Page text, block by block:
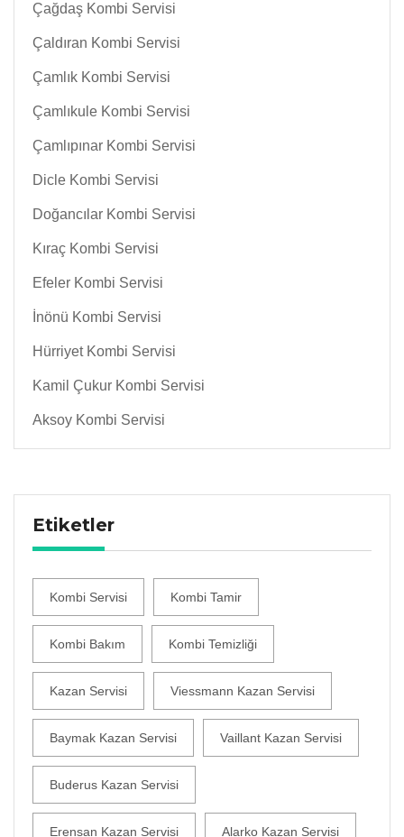
Çağdaş Kombi Servisi
Çaldıran Kombi Servisi
Çamlık Kombi Servisi
Çamlıkule Kombi Servisi
Çamlıpınar Kombi Servisi
Dicle Kombi Servisi
Doğancılar Kombi Servisi
Kıraç Kombi Servisi
Efeler Kombi Servisi
İnönü Kombi Servisi
Hürriyet Kombi Servisi
Kamil Çukur Kombi Servisi
Aksoy Kombi Servisi
Etiketler
Kombi Servisi Kombi Tamir
Kombi Bakım Kombi Temizliği
Kazan Servisi Viessmann Kazan Servisi
Baymak Kazan Servisi Vaillant Kazan Servisi
Buderus Kazan Servisi
Erensan Kazan Servisi Alarko Kazan Servisi